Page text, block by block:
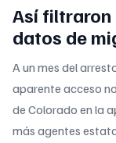
Así filtraron
datos de
A un mes del
aparente acceso
de Colorado en la
más agentes